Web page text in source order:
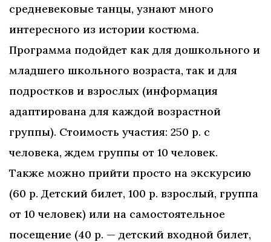
средневековые танцы, узнают много
интересного из истории костюма.
Программа подойдет как для дошкольного и
младшего школьного возраста, так и для
подростков и взрослых (информация
адаптирована для каждой возрастной
группы). Стоимость участия: 250 р. с
человека, ждем группы от 10 человек.
Также можно прийти просто на экскурсию
(60 р. Детский билет, 100 р. взрослый, группа
от 10 человек) или на самостоятельное
посещение (40 р. — детский входной билет,